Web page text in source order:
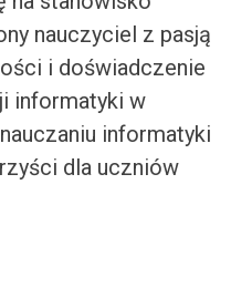
nauczyciel z pasją
i doświadczenie
informatyki w
informatyki
dla uczniów